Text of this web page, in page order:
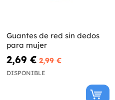
Guantes de red sin dedos
para mujer
2,69 € 2,99 €
DISPONIBLE